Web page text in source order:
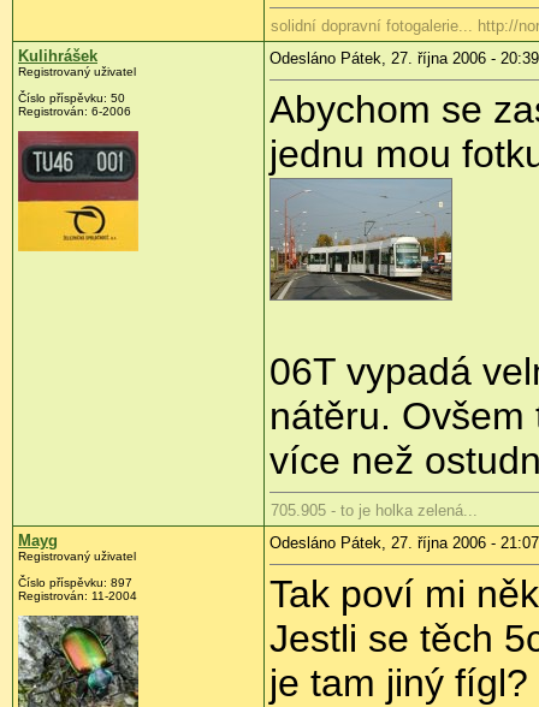
solidní dopravní fotogalerie... http://
Kulihrášek
Registrovaný uživatel
Číslo příspěvku: 50
Registrován: 6-2006
Odesláno Pátek, 27. října 2006 - 20:39
Abychom se
jednu mou
06T vypadá
nátěru.
více než
705.905 - to je holka zelená...
Mayg
Registrovaný uživatel
Číslo příspěvku: 897
Registrován: 11-2004
Odesláno Pátek, 27. října 2006 - 21:07
Tak poví mi
Jestli se těch
je tam jiný fígl?